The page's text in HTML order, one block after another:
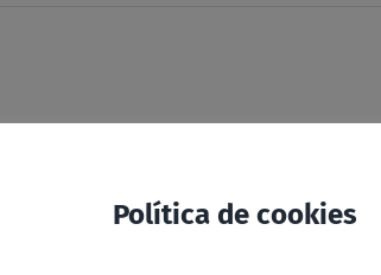
Política de cookies